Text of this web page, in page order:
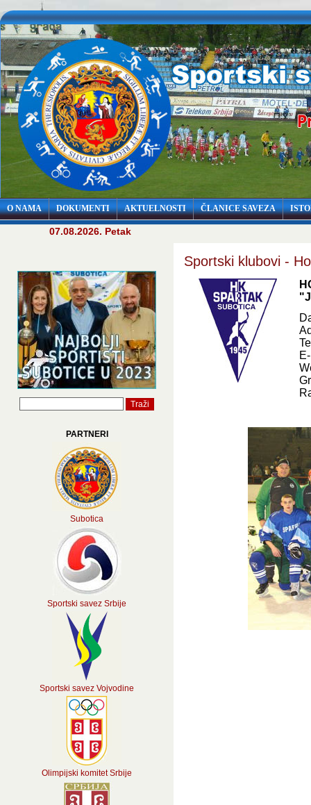
O NAMA DOKUMENTI AKTUELNOSTI ČLANICE SAVEZA
07.08.2026. Petak
PARTNERI
Subotica
Sportski savez Srbije
Sportski savez Vojvodine
Olimpijski komitet Srbije
Sportski klubovi -